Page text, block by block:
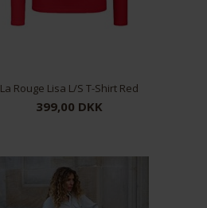
S/M
La Rouge Lisa L/S T-Shirt Red
399,00 DKK